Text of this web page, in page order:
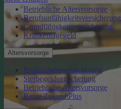
Betriebliche Altersvorsorge
Berufsunfähigkeitsversicherung
Grundfähigkeitsversicherung
Krankentagegeld
Altersvorsorge
Risikolebensversicherung
Sterbegeldversicherung
Betriebliche Altersvorsorge
Rente ZukunftPlus